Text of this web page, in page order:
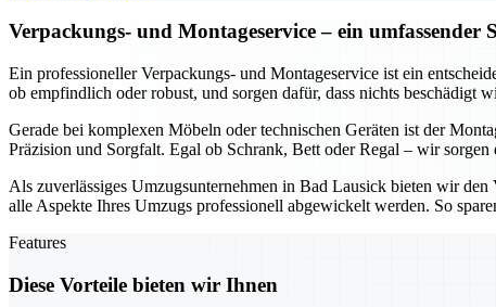
Verpackungs- und Montageservice – ein
Ein professioneller Verpackungs- und Montageservice ist ein
ob empfindlich oder robust, und sorgen dafür, dass nichts beschädigt
Gerade bei komplexen Möbeln oder technischen Geräten ist der
Präzision und Sorgfalt. Egal ob Schrank, Bett oder Regal – wir sorgen
Als zuverlässiges Umzugsunternehmen in Bad Lausick bieten wir
alle Aspekte Ihres Umzugs professionell abgewickelt werden. So
Features
Diese Vorteile bieten wir Ihnen